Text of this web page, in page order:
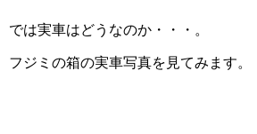
では実車はどうなのか・・・。
フジミの箱の実車写真を見てみます。